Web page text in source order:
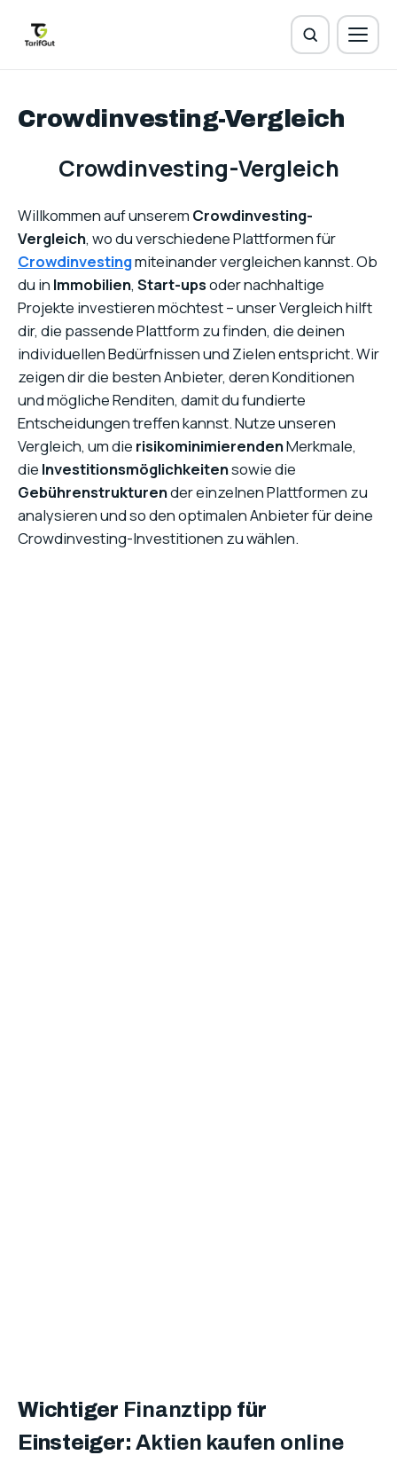
Crowdinvesting-Vergleich
Crowdinvesting-Vergleich
Willkommen auf unserem Crowdinvesting-
Vergleich, wo du verschiedene Plattformen für
Crowdinvestingmiteinander vergleichen kannst. Ob
du in Immobilien, Start-upsoder nachhaltige
Projekte investieren möchtest – unser Vergleich hilft
dir, die passende Plattform zu finden, die deinen
individuellen Bedürfnissen und Zielen entspricht. Wir
zeigen dir die besten Anbieter, deren Konditionen
und mögliche Renditen, damit du fundierte
Entscheidungen treffen kannst. Nutze unseren
Vergleich, um die risikominimierendenMerkmale,
die Investitionsmöglichkeitensowie die
Gebührenstrukturender einzelnen Plattformen zu
analysieren und so den optimalen Anbieter für deine
Crowdinvesting-Investitionen zu wählen.
Wichtiger Finanztipp für
Einsteiger:Aktien kaufen online